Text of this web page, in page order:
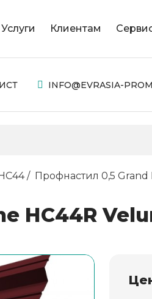
Услуги Клиентам
INFO@EVRASIA-
Профнастил 0,5 Grand
НС44R